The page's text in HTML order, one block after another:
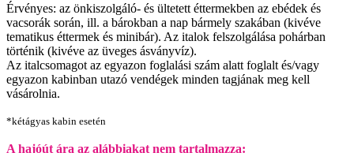
Érvényes: az önkiszolgáló- és ültetett éttermekben az ebédek és
vacsorák során, ill. a bárokban a nap bármely szakában (kivéve
tematikus éttermek és minibár). Az italok felszolgálása pohárban
történik (kivéve az üveges ásványvíz).
Az italcsomagot az egyazon foglalási szám alatt foglalt és/vagy
egyazon kabinban utazó vendégek minden tagjának meg kell
vásárolnia.
*kétágyas kabin esetén
A hajóút ára az alábbiakat nem tartalmazza: